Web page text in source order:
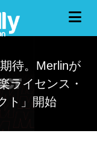
待。Merlinが
ライセンス・
ト」開始